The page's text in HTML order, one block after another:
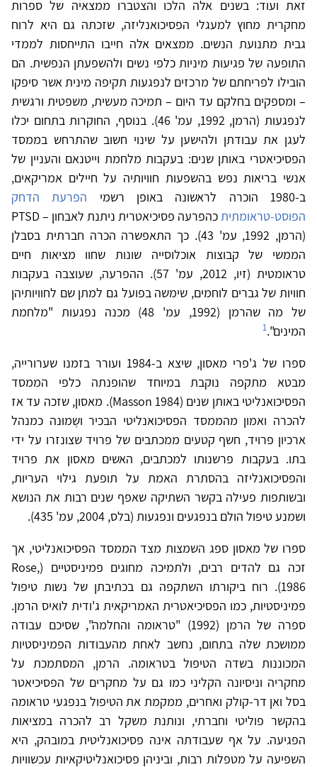
זאת ועוד: בשנים אלה הלכו והצטברו ממצאיה של ספרות
מחקרית מחוץ למעגלי הפסיכואנליזה, שזכתה גם היא לרוח
גבית מתנועת הנשים. ממצאים אלה חייבו התייחסות לממדי
התופעה של פגיעות מיניות כלפי נשים ולהשפעתן הנפשית. הם
הובילו לפריחתם של מרכזים לנפגעות תקיפה מינית אשר סיפקו
– ומספקים בחלקם עד היום – תמיכה מעשית, משפטית ורגשית
לנפגעות (הרמן, 1992, עמ' 46). בנוסף, החוקרות בתחום יכלו
לעגן את עבודתן ולהישען על שינוי חשוב שהתרחש בממסד
הפסיכיאטרי באותן שנים: בעקבות מלחמת וייטנאם והעניין של
אנשי בריאות נפש בהשפעות חוויותיה על חיילים אמריקאים,
ב-1980 הוכרה לראשונה באופן רשמי
הפרעת הדחק
הפוסט-טראומתית
כהפרעה פסיכיאטרית ניתנת לאבחון – PTSD
(הרמן, 1992, עמ' 43). כך התאפשרה הכרה חברתית בסבלן
הממשי של קבוצות אוכלוסייה שונות שחוו מציאות חיים
טראומטית (זיו, 2012, עמ' 57). ההפרעה, שעוצבה בעקבות
חוויות של גברים לוחמים, שימשה בפועל גם למתן שם לחוויותיהן
של מה שהרמן (1992, עמ' 48) מכנה נפגעות "מלחמת
המינים".1
ספרו של ג'פרי מאסון, שיצא ב-1984 ועורר בזמנו שערורייה,
מבטא מתקפה נוקבת במיוחד שהופנתה כלפי הממסד
הפסיכואנליטי באותן שנים (Masson 1984). מאסון, שזכה עד אז
להכרה ואמון מהממסד הפסיכואנליטי הבכיר ושֶמוּנה כמנהל
ארכיון פרויד, חשף קטעים ממכתבים של פרויד שצונזרו על ידי
בתו. בעקבות פרשנותו למכתבים, האשים מאסון את פרויד
והפסיכואנליזה בהסתרת האמת על תופעת גילוי העריות,
ובשותפות פעילה בקשר השתיקה שאפף שנים רבות את הנושא
ושמנע טיפול הולם בנפגעים ונפגעות (בלס, 2004, עמ' 435).
ספרו של מאסון ספג השמצות מצד הממסד הפסיכואנליטי, אך
זכה גם להדים רבים, ולתמיכה מחוגים פמיניסטיים (Rose,
1986). רוח ביקורתו השתקפה גם בכתיבתן של נשות טיפול
פמיניסטיות, כמו הפסיכיאטרית האמריקאית ג'ודית לואיס הרמן.
ספרה של הרמן (1992) "טראומה והחלמה", שסיכם עבודה
ממושכת שלה בתחום, נחשב לאחת מהעבודות הפמיניסטיות
המכוננות בשדה הטיפול בטראומה. הרמן, המסתמכת על
מחקריה וניסיונה הקליני כמו גם על מחקרים של הפסיכיאטר
בסל ואן דר-קולק ואחרים, ממקמת את הטיפול בנפגעי טראומה
בהקשר פוליטי וחברתי, ונותנת משקל רב להכרה במציאות
הפגיעה. על אף שעבודתה אינה פסיכואנליטית במובהק, היא
השפיעה על מטפלות רבות, וביניהן פסיכואנליטיקאיות עכשוויות